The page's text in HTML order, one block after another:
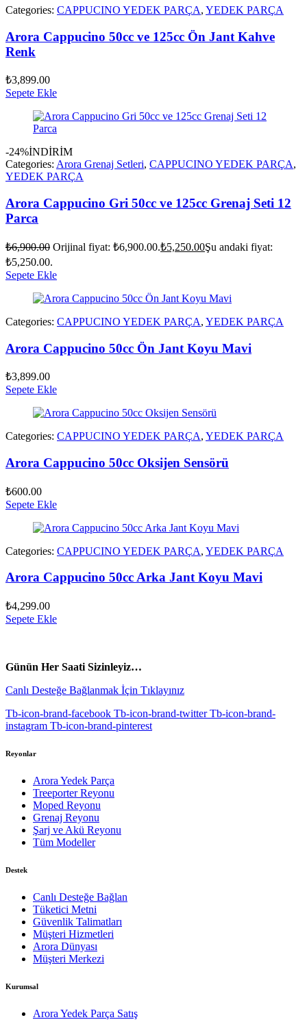
Categories: CAPPUCINO YEDEK PARÇA, YEDEK PARÇA
Arora Cappucino 50cc ve 125cc Ön Jant Kahve
Renk
₺3,899.00
Sepete Ekle
-24%İNDİRİM
Categories: Arora Grenaj Setleri, CAPPUCINO YEDEK PARÇA,
YEDEK PARÇA
Arora Cappucino Gri 50cc ve 125cc Grenaj Seti 12
Parca
₺6,900.00 Orijinal fiyat: ₺6,900.00.₺5,250.00Şu andaki fiyat:
₺5,250.00.
Sepete Ekle
Categories: CAPPUCINO YEDEK PARÇA, YEDEK PARÇA
Arora Cappucino 50cc Ön Jant Koyu Mavi
₺3,899.00
Sepete Ekle
Categories: CAPPUCINO YEDEK PARÇA, YEDEK PARÇA
Arora Cappucino 50cc Oksijen Sensörü
₺600.00
Sepete Ekle
Categories: CAPPUCINO YEDEK PARÇA, YEDEK PARÇA
Arora Cappucino 50cc Arka Jant Koyu Mavi
₺4,299.00
Sepete Ekle
Günün Her Saati Sizinleyiz…
Canlı Desteğe Bağlanmak İçin Tıklayınız
Tb-icon-brand-facebook Tb-icon-brand-twitter Tb-icon-brand-
instagram Tb-icon-brand-pinterest
Reyonlar
Arora Yedek Parça
Treeporter Reyonu
Moped Reyonu
Grenaj Reyonu
Şarj ve Akü Reyonu
Tüm Modeller
Destek
Canlı Desteğe Bağlan
Tüketici Metni
Güvenlik Talimatları
Müşteri Hizmetleri
Arora Dünyası
Müşteri Merkezi
Kurumsal
Arora Yedek Parça Satış